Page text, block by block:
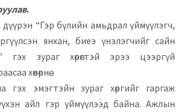
.
“Гэр бүлийн амьдрал үймүүлэгч,
янхан, биеэ үнэлэгчийг сайн
гэх зураг хөрөгтэй эрээ цээргүй
хөвөрнө.
гэх эмэгтэйн зураг хөргийг гаргаж
айл гэр үймүүлээд байна. Ажлын